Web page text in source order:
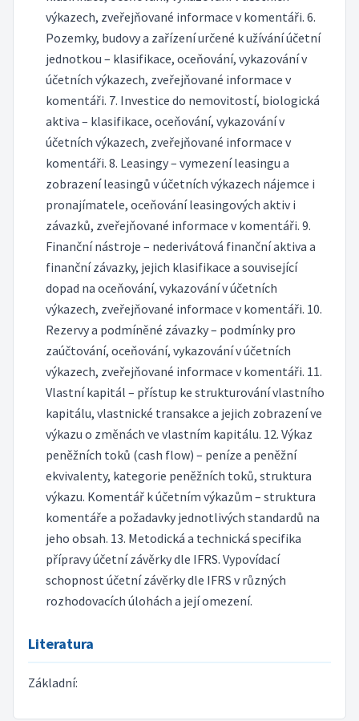
výkazech, zveřejňované informace v komentáři. 6.
Pozemky, budovy a zařízení určené k užívání účetní
jednotkou – klasifikace, oceňování, vykazování v
účetních výkazech, zveřejňované informace v
komentáři. 7. Investice do nemovitostí, biologická
aktiva – klasifikace, oceňování, vykazování v
účetních výkazech, zveřejňované informace v
komentáři. 8. Leasingy – vymezení leasingu a
zobrazení leasingů v účetních výkazech nájemce i
pronajímatele, oceňování leasingových aktiv i
závazků, zveřejňované informace v komentáři. 9.
Finanční nástroje – nederivátová finanční aktiva a
finanční závazky, jejich klasifikace a související
dopad na oceňování, vykazování v účetních
výkazech, zveřejňované informace v komentáři. 10.
Rezervy a podmíněné závazky – podmínky pro
zaúčtování, oceňování, vykazování v účetních
výkazech, zveřejňované informace v komentáři. 11.
Vlastní kapitál – přístup ke strukturování vlastního
kapitálu, vlastnické transakce a jejich zobrazení ve
výkazu o změnách ve vlastním kapitálu. 12. Výkaz
peněžních toků (cash flow) – peníze a peněžní
ekvivalenty, kategorie peněžních toků, struktura
výkazu. Komentář k účetním výkazům – struktura
komentáře a požadavky jednotlivých standardů na
jeho obsah. 13. Metodická a technická specifika
přípravy účetní závěrky dle IFRS. Vypovídací
schopnost účetní závěrky dle IFRS v různých
rozhodovacích úlohách a její omezení.
Literatura
Základní: